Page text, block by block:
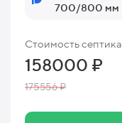
700/800 мм
Стоимость септика
158000 ₽
175556 ₽